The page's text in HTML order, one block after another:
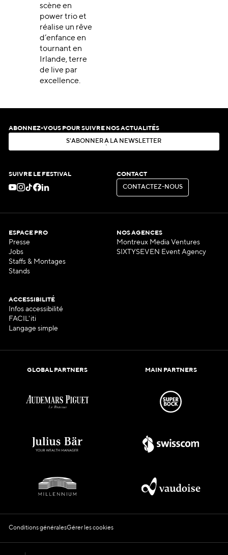
scène en
power trio et
réalise un rêve
d’enfance en
tournant en
Irlande, terre
de live par
excellence.
ABONNEZ-VOUS POUR SUIVRE NOS ACTUALITÉS
S'ABON N ER À LA N EWSLE ER
SUIVRE LE FESTIVAL CONTACT
CON ACT EZ-N OUS
CONTACTEZ-NOUS
ESPACE PRO
Presse
Jobs
Staffs & Montages
Stands
NOS AGENCES
Montreux Media Ventures
SIXTYSEVEN Event Agency
ACCESSIBILITÉ
Infos accessibilité
FACIL'iti
Langage simple
GLOBAL PARTNERS MAIN PARTNERS
Conditions généralesGérer les cookies